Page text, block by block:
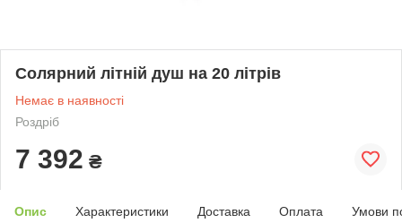
Солярний літній душ на 20 літрів
Немає в наявності
Роздріб
7 392 ₴
Опис Характеристики Доставка Оплата Умови